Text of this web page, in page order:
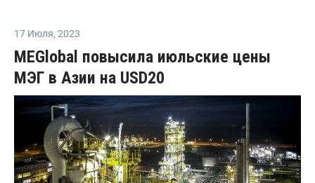
17 Июля, 2023
MEGlobal повысила июльские цены
МЭГ в Азии на USD20